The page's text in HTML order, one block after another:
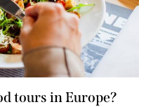
tours in Europe?